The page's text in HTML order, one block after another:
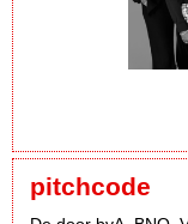
pitchcode